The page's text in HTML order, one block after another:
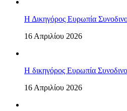
Η Δικηγόρος Ευρωπία
16 Απριλίου 2026
Η δικηγόρος Ευρωπία
16 Απριλίου 2026